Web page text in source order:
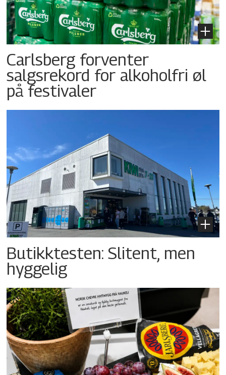
Carlsberg forventer
salgsrekord for alkoholfri øl
på festivaler
Butikktesten: Slitent, men
hyggelig